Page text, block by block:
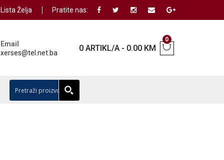
Lista Želja Pratite nas:
Email
xerses@tel.net.ba
0 ARTIKL/A - 0.00 KM
0